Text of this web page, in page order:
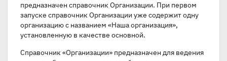
предназначен справочник Организации. При первом
запуске справочник Организации уже содержит одну
организацию с названием «Наша организация»,
установленную в качестве основной.
Справочник «Организации» предназначен для ведения